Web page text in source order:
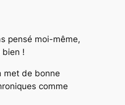
pensé moi-même,
bien !
met de bonne
comme